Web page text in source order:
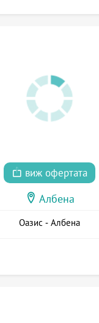
виж офертата
Албена
Оазис - Албена